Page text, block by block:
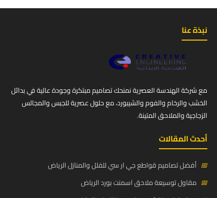
نبذة عنا
مع شركة الهندسة العصرية نمنحك تصاميم مبتكرة وجودة عالية في بدائل
الخشب والرخام والفوم والشيبورد، مع حلول عصرية للجبس والمجالس
الزجاجية والملاحق المتينة.
أحدث المقالات
📅 أفضل تصاميم قواطع جي ار سي للفلل والمنازل الرياض
📅 مقاول توسيعة ملاحق اسمنت بورد الرياض